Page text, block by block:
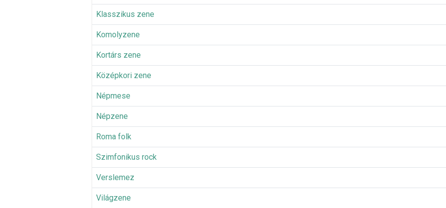
Klasszikus zene
Komolyzene
Kortárs zene
Középkori zene
Népmese
Népzene
Roma folk
Szimfonikus rock
Verslemez
Világzene